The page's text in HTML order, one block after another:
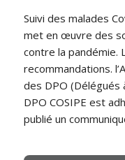
Suivi des malades
met en œuvre des
contre la pandémie.
recommandations.
des DPO
DPO COSIPE est
publié un